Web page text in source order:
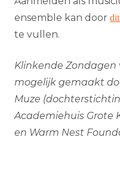
ensemble kan door
te vullen.
Klinkende Zondagen
mogelijk gemaakt
Muze
Academiehuis Grote
en Warm Nest